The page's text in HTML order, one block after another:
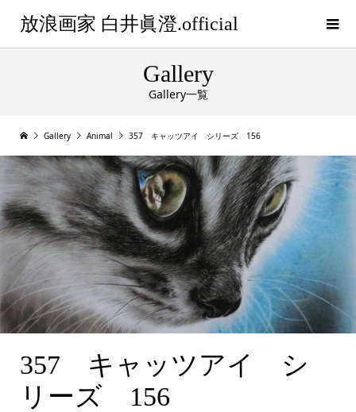
放浪画家 白井眞澄.official
Gallery
Gallery一覧
Gallery Animal 357 キャッツアイ シリーズ 156
357 キャッツアイシリーズ 156 A4サイズ
357 キャッツアイ シ
リーズ 156